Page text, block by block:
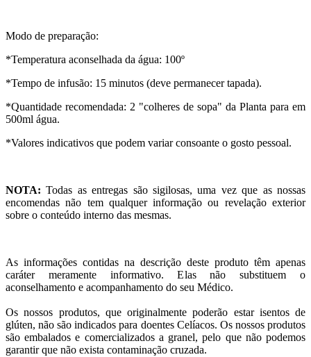
Modo de preparação:
*Temperatura aconselhada da água: 100º
*Tempo de infusão: 15 minutos (deve permanecer tapada).
*Quantidade recomendada: 2 "colheres de sopa" da Planta para em
500ml água.
*Valores indicativos que podem variar consoante o gosto pessoal.
NOTA: Todas as entregas são sigilosas, uma vez que as nossas
encomendas não tem qualquer informação ou revelação exterior
sobre o conteúdo interno das mesmas.
As informações contidas na descrição deste produto têm apenas
caráter meramente informativo. Elas não substituem o
aconselhamento e acompanhamento do seu Médico.
Os nossos produtos, que originalmente poderão estar isentos de
glúten, não são indicados para doentes Celíacos. Os nossos produtos
são embalados e comercializados a granel, pelo que não podemos
garantir que não exista contaminação cruzada.